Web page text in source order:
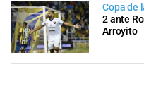
Copa de
2 ante
Arroyito